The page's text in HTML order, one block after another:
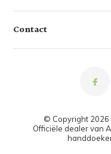
Contact
© Copyright 2026
Officiële dealer van